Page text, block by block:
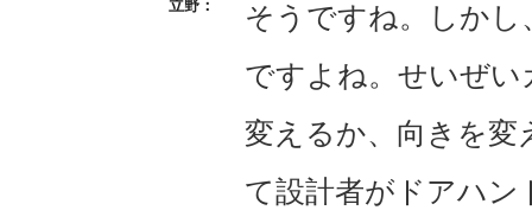
そうですね。しか
ですよね。せいぜ
変えるか、向きを変
て設計者がドアハン